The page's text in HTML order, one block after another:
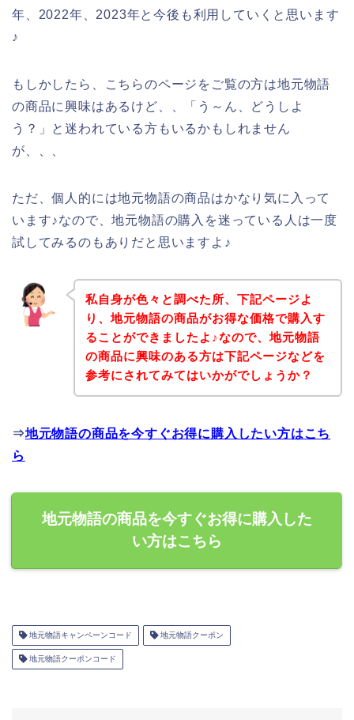
年、2022年、2023年と今後も利用していくと思います
♪
もしかしたら、こちらのページをご覧の方は地元物語
の商品に興味はあるけど、、「う～ん、どうしよ
う？」と迷われている方もいるかもしれません
が、、、
ただ、個人的には地元物語の商品はかなり気に入って
います♪なので、地元物語の購入を迷っている人は一度
試してみるのもありだと思いますよ♪
私自身が色々と調べた所、下記ページよ
り、地元物語の商品がお得な価格で購入す
ることができましたよ♪なので、地元物語
の商品に興味のある方は下記ページなどを
参考にされてみてはいかがでしょうか？
⇒地元物語の商品を今すぐお得に購入したい方はこち
ら
地元物語の商品を今すぐお得に購入した
い方はこちら
地元物語キャンペーンコード 地元物語クーポン
地元物語クーポンコード